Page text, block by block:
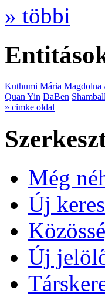
» többi
Kuthumi Mária Magdolna
Quan Yin DaBen
» cimke oldal
Még
Új
Új